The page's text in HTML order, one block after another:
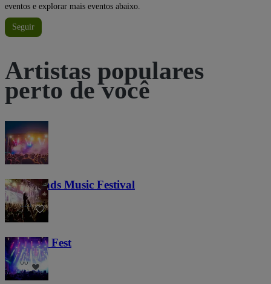
eventos e explorar mais eventos abaixo.
Seguir
Artistas populares
perto de você
Lost Lands Music Festival
121
Haunted Fest
60